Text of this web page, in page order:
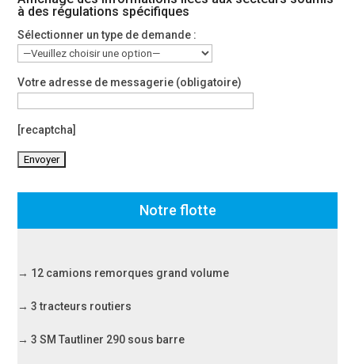
à des régulations spécifiques
Sélectionner un type de demande :
Votre adresse de messagerie (obligatoire)
[recaptcha]
Notre flotte
→ 12 camions remorques grand volume
→ 3 tracteurs routiers
→ 3 SM Tautliner 290 sous barre